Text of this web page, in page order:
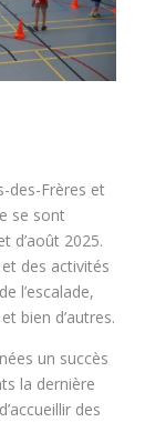
des-Frères et
se sont
d’août 2025.
des activités
l’escalade,
bien d’autres.
un succès
la dernière
des